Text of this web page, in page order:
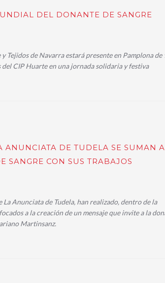
DEL DONANTE DE SANGRE
Tejidos de Navarra estará presente en Pamplona de
CIP Huarte en una jornada solidaria y festiva
ANUNCIATA DE TUDELA SE SUMAN
CON SUS TRABAJOS
La Anunciata de Tudela, han realizado, dentro de la
a la creación de un mensaje que invite a la
Martinsanz.